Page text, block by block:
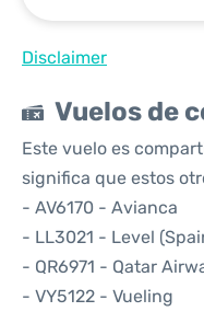
Disclaimer
Vuelos de
Este vuelo es
significa que estos
- AV6170 - Avianca
- LL3021 - Level
- QR6971 - Qatar
- VY5122 - Vueling